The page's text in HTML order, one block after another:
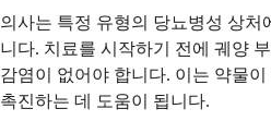
의사는 특정 유형의 당뇨병성 상처
니다. 치료를 시작하기 전에 궤양
감염이 없어야 합니다. 이는 약물
촉진하는 데 도움이 됩니다.